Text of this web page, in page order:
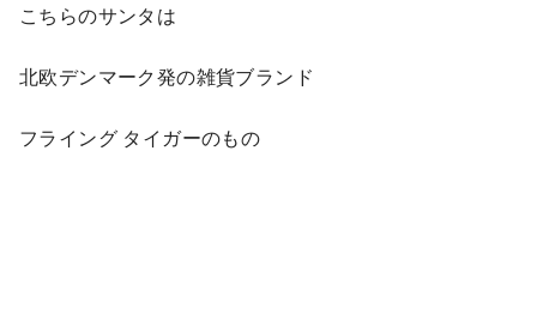
こちらのサンタは
北欧デンマーク発の雑貨ブランド
フライング タイガーのもの